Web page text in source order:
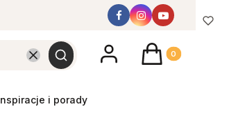
Wyczyść
Szukaj
Produkty w
inspiracje i porady